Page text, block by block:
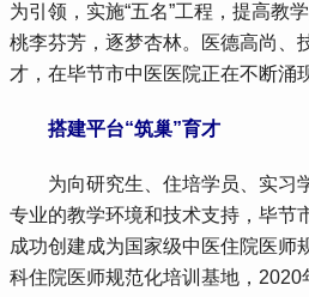
为引领，实施“五名”工程，提高教
桃李芬芳，逐梦杏林。医德高尚、
才，在毕节市中医医院正在不断涌
搭建平台“筑巢”育才
为向研究生、住培学员、实习
专业的教学环境和技术支持，毕节
成功创建成为国家级中医住院医师
科住院医师规范化培训基地，